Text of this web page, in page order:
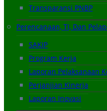
Transparansi PNBP
Perencanaan, TI, Dan
SAKIP
Program Kerja
Laporan Pelaksanaan
Perjanjian Kinerja
Laporan Inovasi